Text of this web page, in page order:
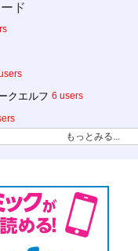
ド
クエルフ 6 users
もっとみる...